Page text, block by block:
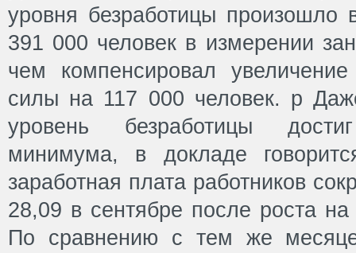
уровня безработицы произошло
391 000 человек в измерении
чем компенсировал
силы на 117 000 человек. p
уровень безработицы
минимума, в докладе
заработная плата работников
28,09 в сентябре после роста на
По сравнению с тем же